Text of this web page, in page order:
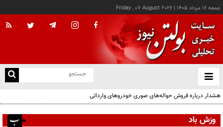
جمعه ۱۶ مرداد ۱۴۰۵ |
Friday , 07 August 2026
باز
و
هشدار درباره فروش حواله‌های صوری خودروهای وارداتی
وزش باد